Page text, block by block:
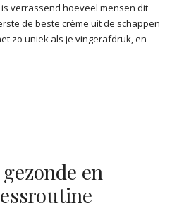
verrassend hoeveel mensen dit
de beste crème uit de schappen
zo uniek als je vingerafdruk, en
en